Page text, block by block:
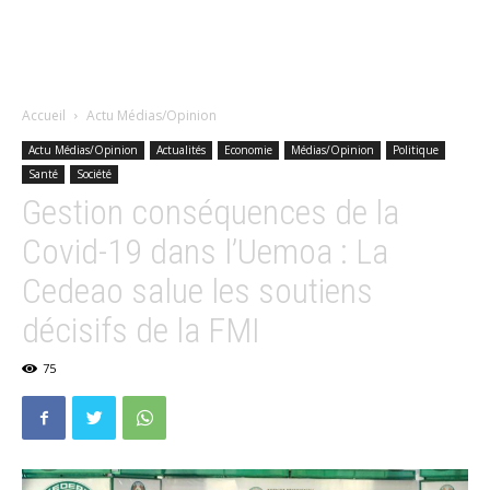
Accueil Actu Médias/Opinion
Actu Médias/Opinion Actualités Economie Médias/Opinion
Politique
Santé
Société
Gestion conséquences de la
Covid-19 dans l’Uemoa : La
Cedeao salue les soutiens
décisifs de la FMI
75